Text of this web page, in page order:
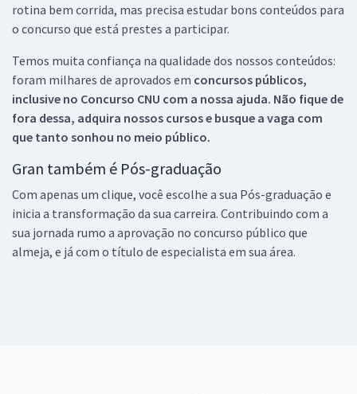
rotina bem corrida, mas precisa estudar bons conteúdos para
o concurso que está prestes a participar.
Temos muita confiança na qualidade dos nossos conteúdos:
foram milhares de aprovados em concursos públicos,
inclusive no Concurso CNU com a nossa ajuda. Não fique de
fora dessa, adquira nossos cursos e busque a vaga com
que tanto sonhou no meio público.
Gran também é Pós-graduação
Com apenas um clique, você escolhe a sua Pós-graduação e
inicia a transformação da sua carreira. Contribuindo com a
sua jornada rumo a aprovação no concurso público que
almeja, e já com o título de especialista em sua área.